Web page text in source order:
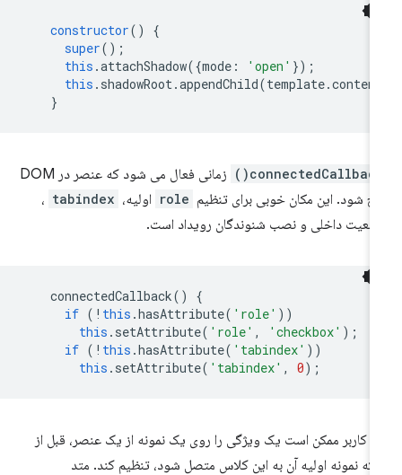
constructor ()
super
this.attachShadow({mode : 'open'
this.shadowRoot.appendChild(template.
زمانی فعال می شود که عنصر در DOM
شود. این مکان خوبی برای تنظیم role اولیه، tabindex ،
داخلی و نصب شنوندگان رویداد است.
connectedCallback ()
if (!this.hasAttribute('role'
this.setAttribute('role' , 'checkbox'
if (!this.hasAttribute('tabindex'
this.setAttribute('tabindex',
کاربر ممکن است یک ویژگی را روی یک نمونه از یک عنصر، قبل از
نمونه اولیه آن به این کلاس متصل شود، تنظیم کند. متد